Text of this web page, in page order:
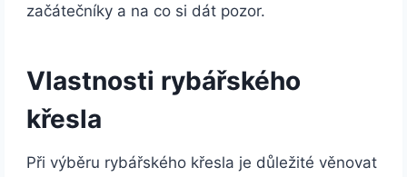
začátečníky a na co si dát pozor.
Vlastnosti rybářského
křesla
Při výběru rybářského křesla je důležité věnovat